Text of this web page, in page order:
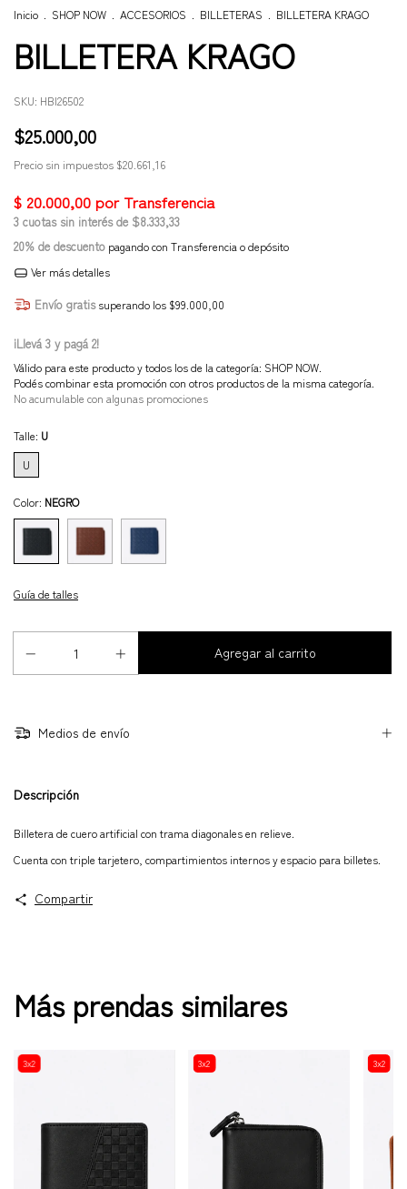
Inicio SHOP NOW ACCESORIOS BILLETERAS BILLETERA KRAGO
BILLETERA KRAGO
SKU: HBI26502
$25.000,00
Precio sin impuestos $20.661,16
3 cuotas sin interés de $8.333,33
20% de descuento pagando con Transferencia o depósito
Ver más detalles
Envío gratis superando los $99.000,00
¡Llevá 3 y pagá 2!
Válido para este producto y todos los de la categoría: SHOP NOW.
Podés combinar esta promoción con otros productos de la misma categoría.
No acumulable con algunas promociones
Talle: U
U
Color: NEGRO
Guía de talles
Medios de envío
Descripción
Billetera de cuero artificial con trama diagonales en relieve.
Cuenta con triple tarjetero, compartimientos internos y espacio para billetes.
Compartir
Más prendas similares
3x2 3x2 3x2